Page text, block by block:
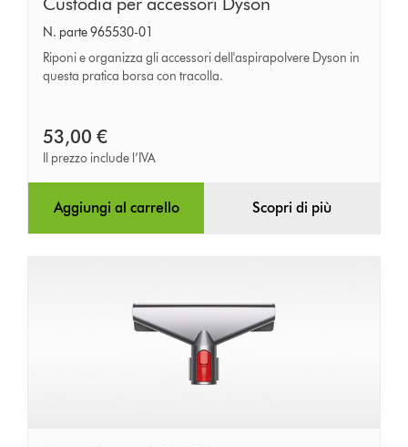
per
accessori
Dyson
N. parte 965530-01
Riponi e organizza gli accessori dell'aspirapolvere Dyson in
questa pratica borsa con tracolla.
53,00 €
Il prezzo include l’IVA
Aggiungi al carrello Scopri di più